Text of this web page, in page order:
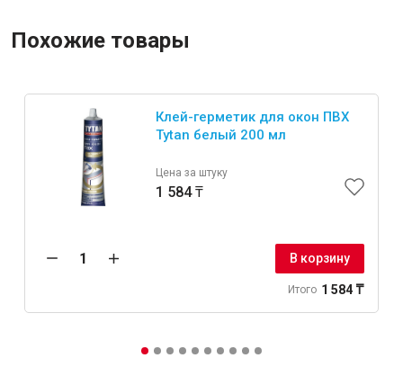
Похожие товары
Клей-герметик для окон ПВХ
Tytan белый 200 мл
Цена за штуку
1 584 ₸
В корзину
Итого 1 584 ₸